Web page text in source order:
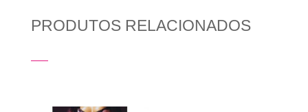
PRODUTOS RELACIONADOS